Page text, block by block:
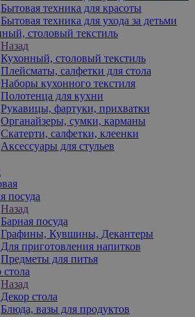
Бытовая техника для красоты
Бытовая техника для ухода за детьми
столовый текстиль
Назад
Кухонный, столовый текстиль
Плейсматы, салфетки для стола
Наборы кухонного текстиля
Полотенца для кухни
Рукавицы, фартуки, прихватки
Органайзеры, сумки, карманы
Скатерти, салфетки, клеенки
Аксессуары для стульев
посуда
Назад
Барная посуда
Графины, Кувшины, Декантеры
Для приготовления напитков
Предметы для питья
стола
Назад
Декор стола
Блюда, вазы для продуктов